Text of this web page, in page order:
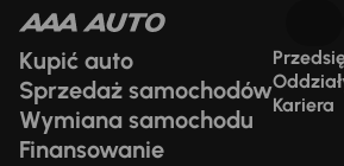
Kupić auto
Sprzedaż samochodów
Wymiana samochodu
Finansowanie
Kariera